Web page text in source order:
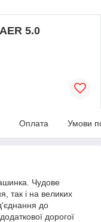
5.0
Оплата Умови
Чудове
так і на великих
до
дорогої